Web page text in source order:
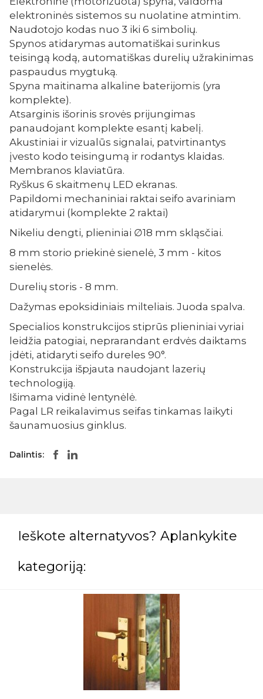
elektroninės sistemos su nuolatine atmintim.
Naudotojo kodas nuo 3 iki 6 simbolių.
Spynos atidarymas automatiškai surinkus
teisingą kodą, automatiškas durelių užrakinimas
paspaudus mygtuką.
Spyna maitinama alkaline baterijomis (yra
komplekte).
Atsarginis išorinis srovės prijungimas
panaudojant komplekte esantį kabelį.
Akustiniai ir vizualūs signalai, patvirtinantys
įvesto kodo teisingumą ir rodantys klaidas.
Membranos klaviatūra.
Ryškus 6 skaitmenų LED ekranas.
Papildomi mechaniniai raktai seifo avariniam
atidarymui (komplekte 2 raktai)
Nikeliu dengti, plieniniai ∅18 mm skląsčiai.
8 mm storio priekinė sienelė, 3 mm - kitos
sienelės.
Durelių storis - 8 mm.
Dažymas epoksidiniais milteliais. Juoda spalva.
Specialios konstrukcijos stiprūs plieniniai vyriai
leidžia patogiai, neprarandant erdvės daiktams
įdėti, atidaryti seifo dureles 90°.
Konstrukcija išpjauta naudojant lazerių
technologiją.
Išimama vidinė lentynėlė.
Pagal LR reikalavimus seifas tinkamas laikyti
šaunamuosius ginklus.
Dalintis:
Ieškote alternatyvos? Aplankykite
kategoriją: